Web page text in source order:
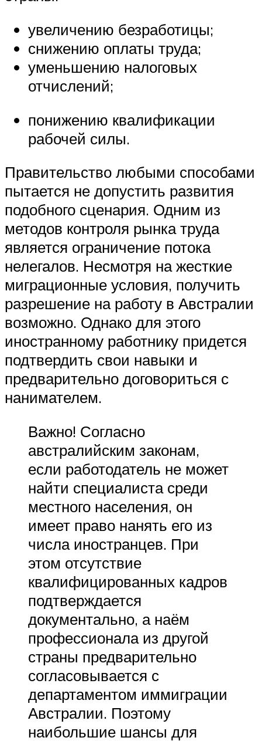
увеличению безработицы;
снижению оплаты труда;
уменьшению налоговых
отчислений;
понижению квалификации
рабочей силы.
Правительство любыми способами
пытается не допустить развития
подобного сценария. Одним из
методов контроля рынка труда
является ограничение потока
нелегалов. Несмотря на жесткие
миграционные условия, получить
разрешение на работу в Австралии
возможно. Однако для этого
иностранному работнику придется
подтвердить свои навыки и
предварительно договориться с
нанимателем.
Важно! Согласно
австралийским законам,
если работодатель не может
найти специалиста среди
местного населения, он
имеет право нанять его из
числа иностранцев. При
этом отсутствие
квалифицированных кадров
подтверждается
документально, а наём
профессионала из другой
страны предварительно
согласовывается с
департаментом иммиграции
Австралии. Поэтому
наибольшие шансы для